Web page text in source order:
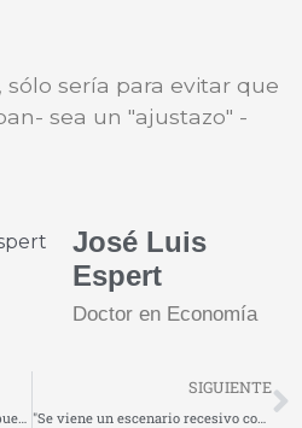
sería para evitar que
sea un "ajustazo" -
José Luis
Espert
Doctor en Economía
SIGUIENTE
"Se viene un escenario recesivo con una inflación del 15% anual"